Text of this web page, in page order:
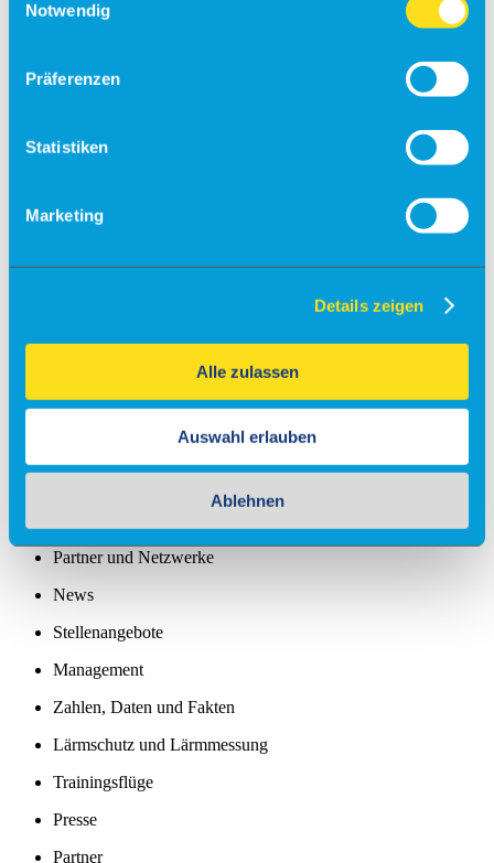
Notwendig
Präferenzen
Statistiken
Marketing
Details zeigen
Alle zulassen
Auswahl erlauben
Ablehnen
Unser Service
Flugschulen & Vereine
Gastronomie
Partner und Netzwerke
News
Stellenangebote
Management
Zahlen, Daten und Fakten
Lärmschutz und Lärmmessung
Trainingsflüge
Presse
Partner